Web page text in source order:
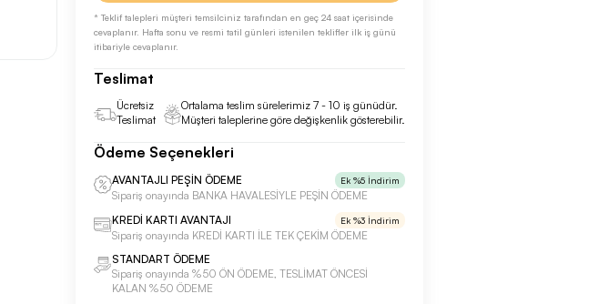
* Teklif talepleri müşteri temsilciniz tarafından en geç 24 saat içerisinde
cevaplanır. Hafta sonu ve resmi tatil günleri istenilen teklifler ilk iş günü
itibariyle cevaplanır.
Teslimat
Ücretsiz
Teslimat
Ortalama teslim sürelerimiz 7 - 10 iş günüdür.
Müşteri taleplerine göre değişkenlik gösterebilir.
Ödeme Seçenekleri
AVANTAJLI PEŞİN ÖDEME Ek %5 İndirim
Sipariş onayında BANKA HAVALESİYLE PEŞİN ÖDEME
KREDİ KARTI AVANTAJI
Ek %3 İndirim
Sipariş onayında KREDİ KARTI İLE TEK ÇEKİM ÖDEME
STANDART ÖDEME
Sipariş onayında %50 ÖN ÖDEME, TESLİMAT ÖNCESİ
KALAN %50 ÖDEME